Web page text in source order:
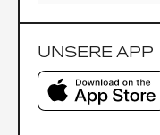
UNSERE APP